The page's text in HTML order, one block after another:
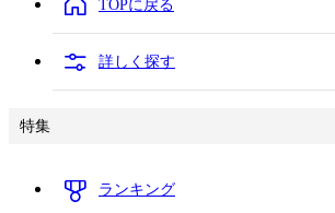
TOPに戻る
詳しく探す
特集
ランキング